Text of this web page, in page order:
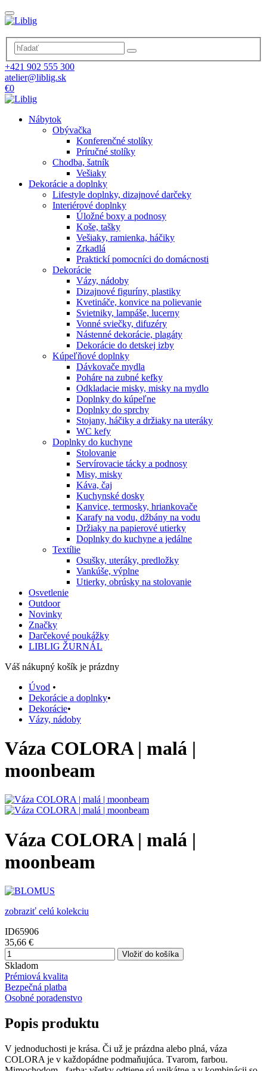
+421 902 555 300
atelier@liblig.sk
€0
Nábytok
Obývačka
Konferenčné stolíky
Príručné stolíky
Chodba, šatník
Vešiaky
Dekorácie a doplnky
Lifestyle doplnky, dizajnové darčeky
Interiérové doplnky
Úložné boxy a podnosy
Koše, tašky
Vešiaky, ramienka, háčiky
Zrkadlá
Praktickí pomocníci do domácnosti
Dekorácie
Vázy, nádoby
Dizajnové figuríny, plastiky
Kvetináče, konvice na polievanie
Svietniky, lampáše, lucerny
Vonné sviečky, difuzéry
Nástenné dekorácie, plagáty
Dekorácie do detskej izby
Kúpeľňové doplnky
Dávkovače mydla
Poháre na zubné kefky
Odkladacie misky, misky na mydlo
Doplnky do kúpeľne
Doplnky do sprchy
Stojany, háčiky a držiaky na uteráky
WC kefy
Doplnky do kuchyne
Stolovanie
Servírovacie tácky a podnosy
Misy, misky
Káva, čaj
Kuchynské dosky
Kanvice, termosky, hriankovače
Karafy na vodu, džbány na vodu
Držiaky na papierové utierky
Doplnky do kuchyne a jedálne
Textílie
Osušky, uteráky, predložky
Vankúše, výplne
Utierky, obrúsky na stolovanie
Osvetlenie
Outdoor
Novinky
Značky
Darčekové poukážky
LIBLIG ŽURNÁL
Váš nákupný košík je prázdny
Úvod •
Dekorácie a doplnky•
Dekorácie•
Vázy, nádoby
Váza COLORA | malá |
moonbeam
Váza COLORA | malá |
moonbeam
zobraziť celú kolekciu
ID65906
35,66 €
Vložiť do košíka
Skladom
Prémiová kvalita
Bezpečná platba
Osobné poradenstvo
Popis produktu
V jednoduchosti je krása. Či už je prázdna alebo plná, váza
COLORA je v každopádne podmaňujúca. Tvarom, farbou.